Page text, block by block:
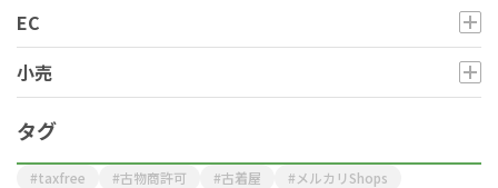
EC
小売
タグ
taxfree 古物商許可 古着屋
メルカリShops
forReuse中古買取業者向けサービス
forReuse中古買取業者向けサービス